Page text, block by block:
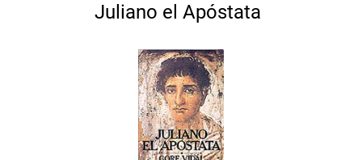
Juliano el Apóstata